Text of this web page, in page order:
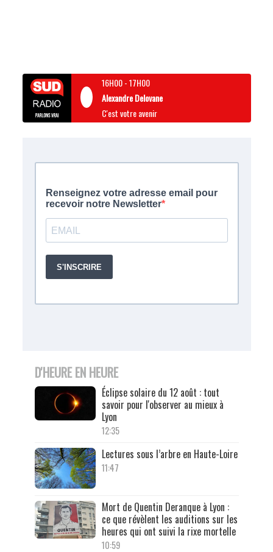
16H00-17H00
Alexandre Delovane
C'est votre avenir
D'HEURE EN HEURE
Éclipse solaire du 12 août : tout
savoir pour l'observer au mieux à
Lyon
12:35
Lectures sous l’arbre en Haute-Loire
11:47
Mort de Quentin Deranque à Lyon :
ce que révèlent les auditions sur les
heures qui ont suivi la rixe mortelle
10:59